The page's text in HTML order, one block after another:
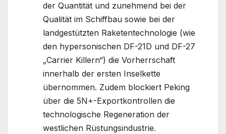
der Quantität und zunehmend bei der
Qualität im Schiffbau sowie bei der
landgestützten Raketentechnologie (wie
den hypersonischen DF-21D und DF-27
„Carrier Killern“) die Vorherrschaft
innerhalb der ersten Inselkette
übernommen. Zudem blockiert Peking
über die 5N+-Exportkontrollen die
technologische Regeneration der
westlichen Rüstungsindustrie.